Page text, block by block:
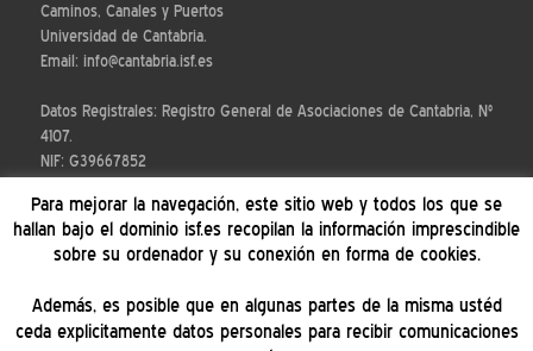
Caminos, Canales y Puertos
Universidad de Cantabria.
Email: info@cantabria.isf.es
Datos Registrales: Registro General de Asociaciones de Cantabria, Nº
4107.
NIF: G39667852
Informamos
Aviso legal
Para mejorar la navegación, este sitio web y todos los que se
hallan bajo el dominio isf.es recopilan la información imprescindible
sobre su ordenador y su conexión en forma de cookies.
Además, es posible que en algunas partes de la misma ustéd
ceda explicitamente datos personales para recibir comunicaciones